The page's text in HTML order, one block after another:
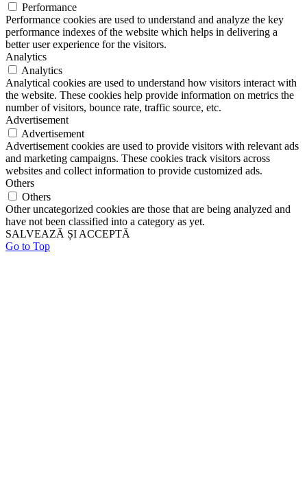
Performance
Performance cookies are used to understand and analyze the key
performance indexes of the website which helps in delivering a
better user experience for the visitors.
Analytics
Analytics
Analytical cookies are used to understand how visitors interact with
the website. These cookies help provide information on metrics the
number of visitors, bounce rate, traffic source, etc.
Advertisement
Advertisement
Advertisement cookies are used to provide visitors with relevant ads
and marketing campaigns. These cookies track visitors across
websites and collect information to provide customized ads.
Others
Others
Other uncategorized cookies are those that are being analyzed and
have not been classified into a category as yet.
SALVEAZĂ ȘI ACCEPTĂ
Go to Top